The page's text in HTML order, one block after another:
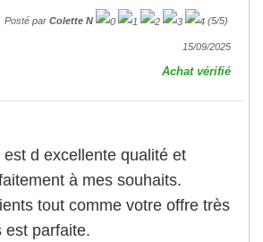
Posté par Colette N (5/5)
15/09/2025
Achat vérifié
d excellente qualité et
à mes souhaits.
tout comme votre offre très
est parfaite.